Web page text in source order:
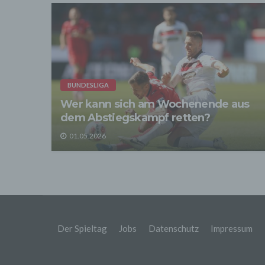
BUNDESLIGA
Wer kann sich am Wochenende aus
dem Abstiegskampf retten?
01.05.2026
Der Spieltag Jobs Datenschutz Impressum
3.
Die
-
Bei